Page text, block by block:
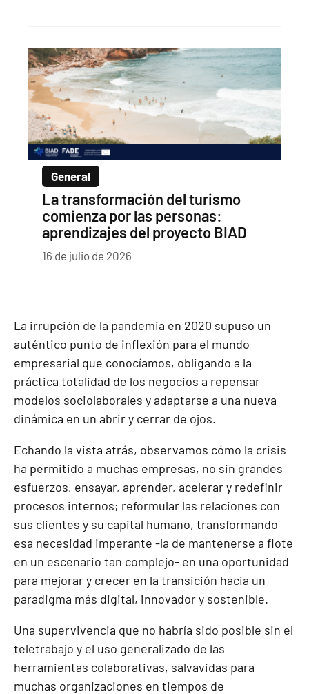
La irrupción de la pandemia en 2020 supuso un
auténtico punto de inflexión para el mundo
empresarial que conocíamos, obligando a la
práctica totalidad de los negocios a repensar
modelos sociolaborales y adaptarse a una nueva
dinámica en un abrir y cerrar de ojos.
Echando la vista atrás, observamos cómo la crisis
ha permitido a muchas empresas, no sin grandes
esfuerzos, ensayar, aprender, acelerar y redefinir
procesos internos; reformular las relaciones con
sus clientes y su capital humano, transformando
esa necesidad imperante -la de mantenerse a flote
en un escenario tan complejo- en una oportunidad
para mejorar y crecer en la transición hacia un
paradigma más digital, innovador y sostenible.
Una supervivencia que no habría sido posible sin el
teletrabajo y el uso generalizado de las
herramientas colaborativas, salvavidas para
muchas organizaciones en tiempos de
General
La transformación del turismo
comienza por las personas:
aprendizajes del proyecto BIAD
16 de julio de 2026